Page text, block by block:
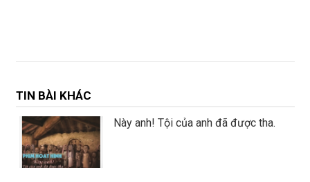
TIN BÀI KHÁC
Này anh! Tội của anh đã được tha.